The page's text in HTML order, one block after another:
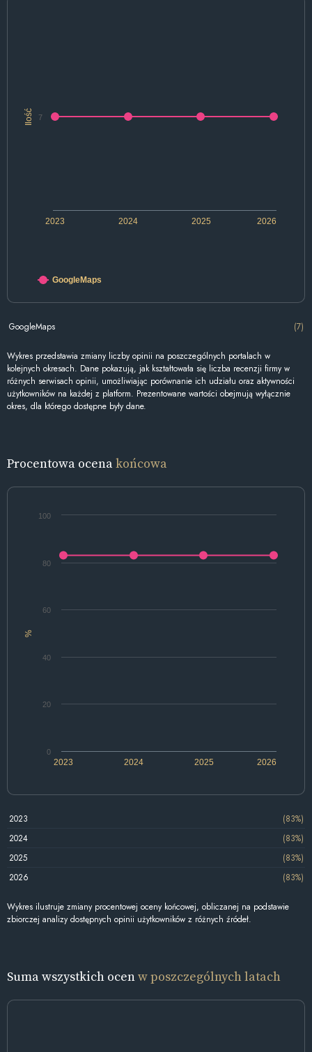
Ilość
2024 2026
2023 2025
7
GoogleMaps
GoogleMaps (7)
Wykres przedstawia zmiany liczby opinii na poszczególnych portalach w
kolejnych okresach. Dane pokazują, jak kształtowała się liczba recenzji firmy w
różnych serwisach opinii, umożliwiając porównanie ich udziału oraz aktywności
użytkowników na każdej z platform. Prezentowane wartości obejmują wyłącznie
okres, dla którego dostępne były dane.
Procentowa ocenakońcowa
%
2024 2026
2023 2025
0
20
40
60
80
100
2023
(83%)
2024
(83%)
2025
(83%)
2026
(83%)
Wykres ilustruje zmiany procentowej oceny końcowej, obliczanej na podstawie
zbiorczej analizy dostępnych opinii użytkowników z różnych źródeł.
Suma wszystkich ocenw poszczególnych latach